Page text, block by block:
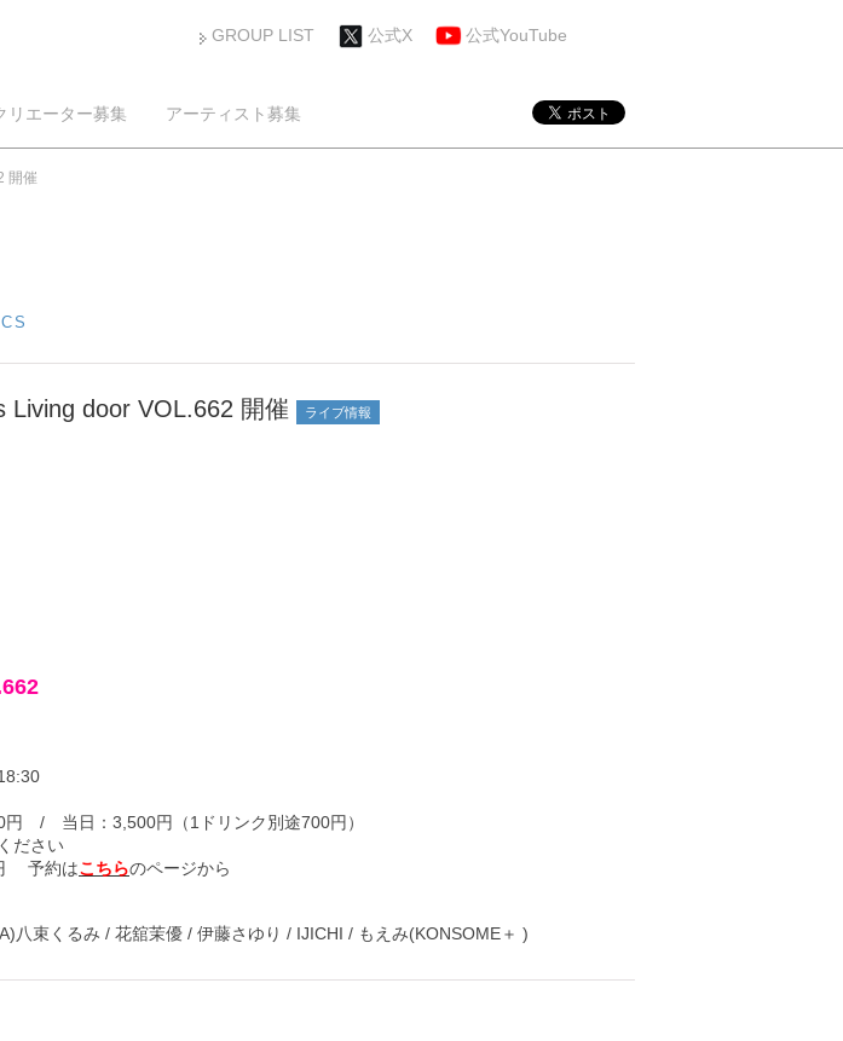
GROUP LIST 公式X 公式YouTube
リエーター募集
アーティスト募集
開催
Living door VOL.662 開催 ライブ情報
/ 当日：3,500円（1ドリンク別途700円）
ださい
予約はこちらのページから
八束くるみ / 花舘茉優 / 伊藤さゆり / IJICHI / もえみ(KONSOME＋ )